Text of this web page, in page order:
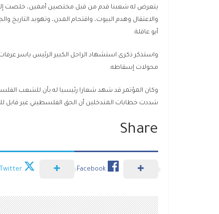
يتعرض له شعبنا قدم من قبل مختصين أممين، خلصت إلى
والاعتقال وهدم البيوت، واقتحام المدن، وتهويد التاريخ
أبو عاقلة.
محولات إسقاطه.
وكان المؤتمر قد شهد شعارا رئيسيا له بأن للشعب
شددت خطابات المتدخلين أن الحق الفلسطيني غير قابل
Share
Facebook
Twitter